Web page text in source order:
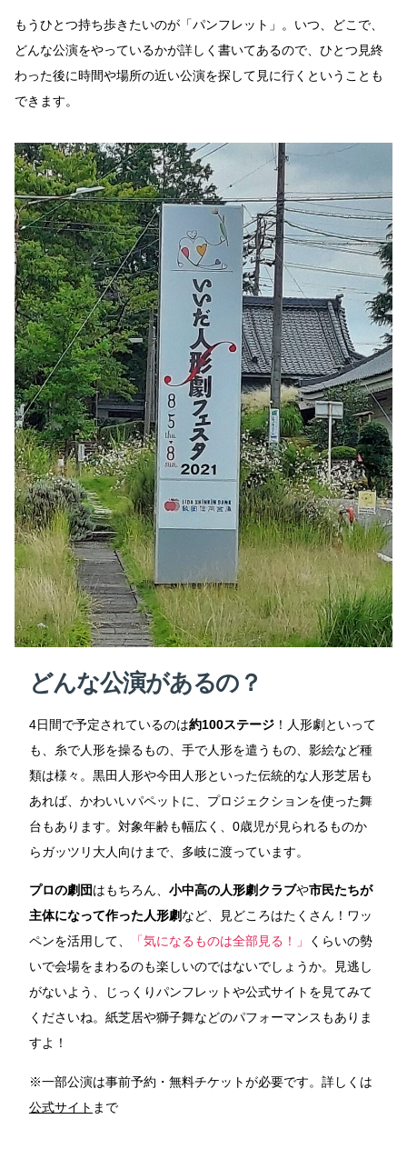
もうひとつ持ち歩きたいのが「パンフレット」。いつ、どこで、
どんな公演をやっているかが詳しく書いてあるので、ひとつ見終
わった後に時間や場所の近い公演を探して見に行くということも
できます。
どんな公演があるの？
4日間で予定されているのは約100ステージ ！人形劇といって
も、糸で人形を操るもの、手で人形を遣うもの、影絵など種
類は様々。黒田人形や今田人形といった伝統的な人形芝居も
あれば、かわいいパペットに、プロジェクションを使った舞
台もあります。対象年齢も幅広く、0歳児が見られるものか
らガッツリ大人向けまで、多岐に渡っています。
プロの劇団はもちろん、 小中高の人形劇クラブや市民たちが
主体になって作った人形劇など、見どころはたくさん！ワッ
ペンを活用して、
「気になるものは全部見る！」
くらいの勢
いで会場をまわるのも楽しいのではないでしょうか。見逃し
がないよう、じっくりパンフレットや公式サイトを見てみて
くださいね。紙芝居や獅子舞などのパフォーマンスもありま
すよ！
※一部公演は事前予約・無料チケットが必要です。詳しくは
公式サイト まで